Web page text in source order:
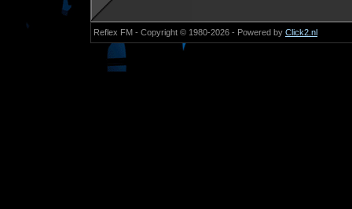
Reflex FM - Copyright © 1980-2026 - Powered by Click2.nl